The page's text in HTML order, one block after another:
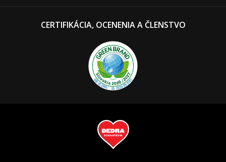
CERTIFIKÁCIA, OCENENIA A ČLENSTVO